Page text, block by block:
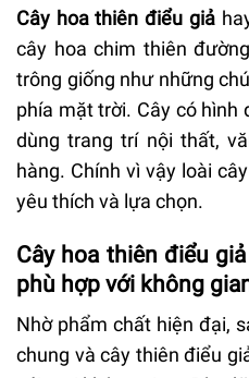
Cây hoa thiên điểu giả
cây hoa chim thiên
trông giống như những
phía mặt trời. Cây có
dùng trang trí nội thất,
hàng. Chính vì vậy loài
yêu thích và lựa chọn.
Cây hoa thiên điểu
phù hợp với không
Nhờ phẩm chất hiện đại,
chung và cây thiên điểu